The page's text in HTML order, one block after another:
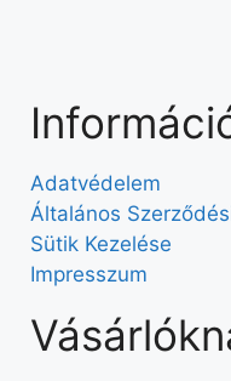
Adatvédelem
Általános
Sütik Kezelése
Impresszum